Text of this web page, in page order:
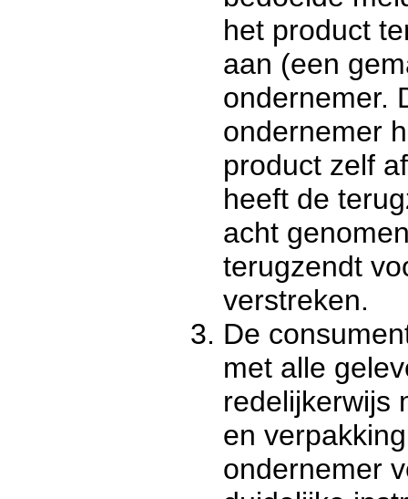
het product
aan (een
ondernemer.
ondernemer
product zelf
heeft de
acht
terugzendt
verstreken.
De
met alle
redelijkerwijs
en
ondernemer